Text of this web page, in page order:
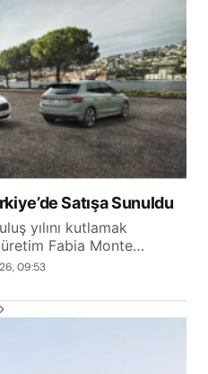
Satışa Sunuldu
yılını kutlamak
Fabia Monte…
09:53